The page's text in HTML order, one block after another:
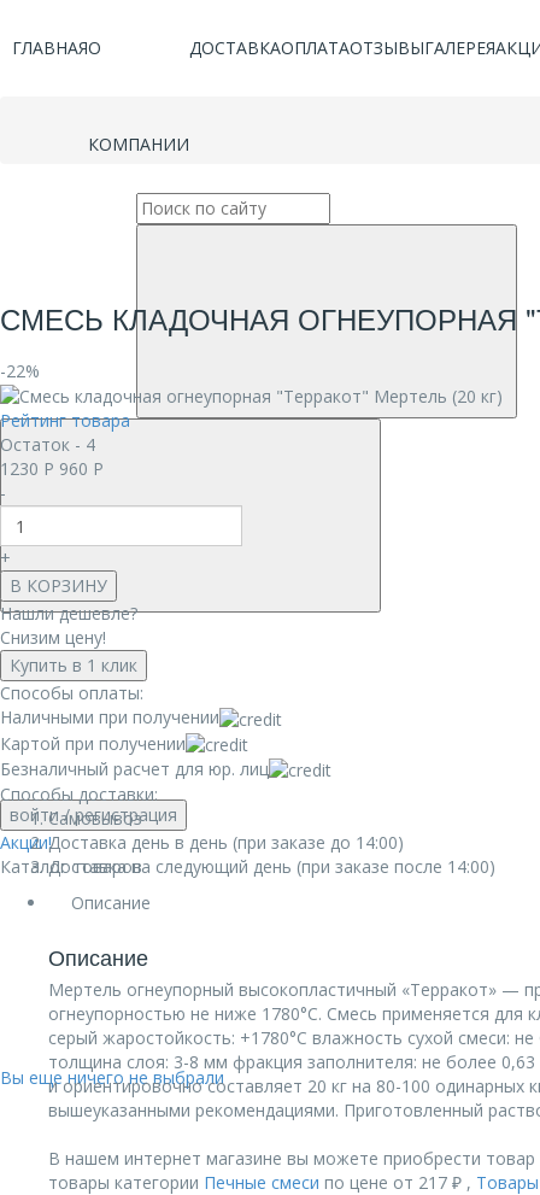
ГЛАВНАЯО
КОМПАНИИ
ДОСТАВКАОПЛАТАОТЗЫВЫГАЛЕРЕЯ
войти/ регистрация
Акции!
Каталог товаров
Вы еще ничего не выбрали
СМЕСЬ КЛАДОЧНАЯ ОГНЕУПОРНАЯ
-22%
Рейтинг товара
Остаток - 4
1230 Р 960 Р
-
+
В КОРЗИНУ
Нашли дешевле?
Снизим цену!
Купить в 1 клик
Способы оплаты:
Наличными при получении
Картой при получении
Безналичный расчет для юр. лиц
Способы доставки:
Самовывоз
Доставка день в день (при заказе до 14:00)
Доставка на следующий день (при заказе после 14:00)
Описание
Описание
Мертель огнеупорный высокопластичный «Терракот» —
огнеупорностью не ниже 1780°С. Смесь применяется
серый жаростойкость: +1780°С влажность сухой смеси:
толщина слоя: 3-8 мм фракция заполнителя: не более
и ориентировочно составляет 20 кг на 80-100
вышеуказанными рекомендациями. Приготовленный
В нашем интернет магазине вы можете приобрести
товары категории Печные смеси по цене от 217 ₽ ,